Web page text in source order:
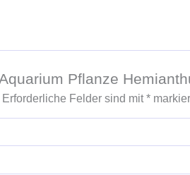
Pflanze
Erforderliche Felder sind mit*